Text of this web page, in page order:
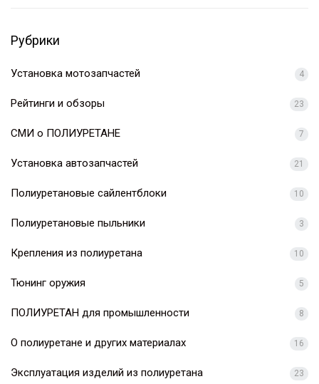
Рубрики
Установка мотозапчастей 4
Рейтинги и обзоры 23
СМИ о ПОЛИУРЕТАНЕ 7
Установка автозапчастей 21
Полиуретановые сайлентблоки 10
Полиуретановые пыльники 3
Крепления из полиуретана 10
Тюнинг оружия 5
ПОЛИУРЕТАН для промышленности 8
О полиуретане и других материалах 16
Эксплуатация изделий из полиуретана 23